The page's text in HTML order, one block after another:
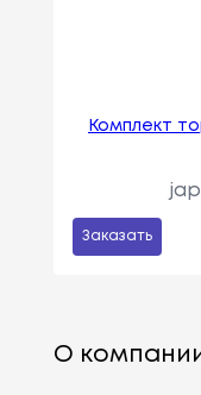
Комплект
Заказать
О